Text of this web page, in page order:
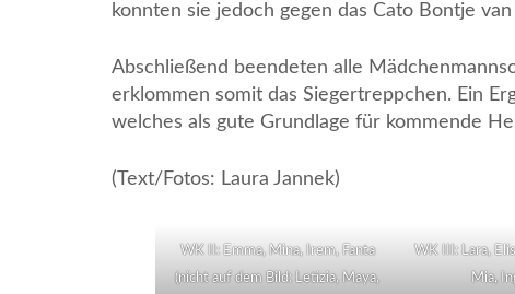
konnten sie jedoch gegen das Cato Bontje
Abschließend beendeten alle
erklommen somit das Siegertreppchen. Ein
welches als gute Grundlage für kommende
(Text/Fotos: Laura Jannek)
WK II: Emma, Mina, Irem, Fanta
(nicht auf dem Bild: Letizia, Maya,
WK III: Lara,
Mia,